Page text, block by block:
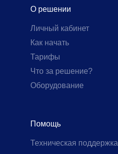
О решении
Личный кабинет
Как начать
Тарифы
Что за решение?
Оборудование
Помощь
Техническая поддержка